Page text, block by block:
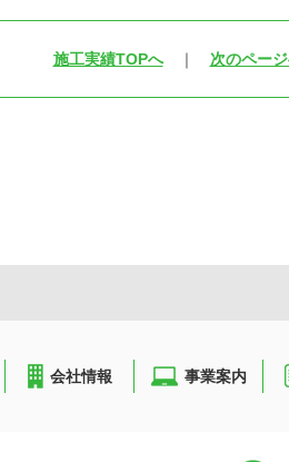
施工実績TOPへ ｜ 次のページ
会社情報 事業案内